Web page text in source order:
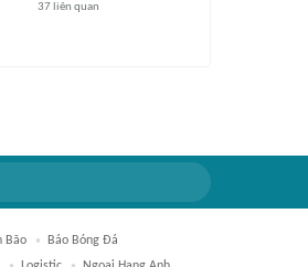
37liên quan
Bão
Báo Bóng Đá